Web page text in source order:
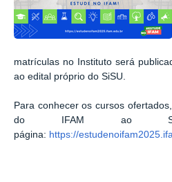
matrículas no Instituto será
ao edital próprio do SiSU.
Para conhecer os cursos
do IFAM ao
página: https://